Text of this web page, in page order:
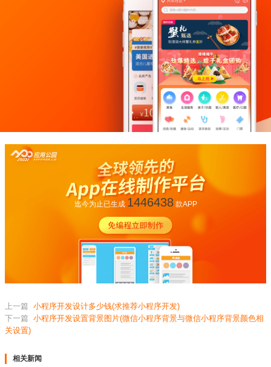
迄今为止已生成 1446438款APP
上一篇 小程序开发设计多少钱(求推荐小程序开发)
下一篇 小程序开发设置背景图片(微信小程序背景与微信小程序背景颜色相
关设置)
相关新闻